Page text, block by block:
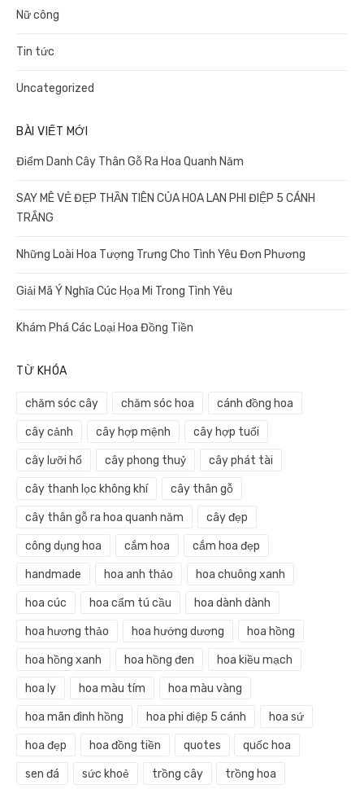
Nữ công
Tin tức
Uncategorized
BÀI VIẾT MỚI
Điểm Danh Cây Thân Gỗ Ra Hoa Quanh Năm
SAY MÊ VẺ ĐẸP THẦN TIÊN CỦA HOA LAN PHI ĐIỆP 5 CÁNH
TRẮNG
Những Loài Hoa Tượng Trưng Cho Tình Yêu Đơn Phương
Giải Mã Ý Nghĩa Cúc Họa Mi Trong Tình Yêu
Khám Phá Các Loại Hoa Đồng Tiền
TỪ KHÓA
chăm sóc cây chăm sóc hoa cánh đồng hoa
cây cảnh cây hợp mệnh cây hợp tuổi
cây lưỡi hổ cây phong thuỷ cây phát tài
cây thanh lọc không khí cây thân gỗ
cây thân gỗ ra hoa quanh năm cây đẹp
công dụng hoa cắm hoa cắm hoa đẹp
handmade hoa anh thảo hoa chuông xanh
hoa cúc hoa cẩm tú cầu hoa dành dành
hoa hương thảo hoa hướng dương hoa hồng
hoa hồng xanh hoa hồng đen hoa kiều mạch
hoa ly hoa màu tím hoa màu vàng
hoa mãn đình hồng hoa phi điệp 5 cánh hoa sứ
hoa đẹp hoa đồng tiền quotes quốc hoa
sen đá sức khoẻ trồng cây trồng hoa